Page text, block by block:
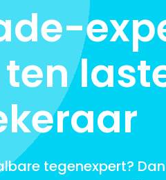
ten
tegenexpert?